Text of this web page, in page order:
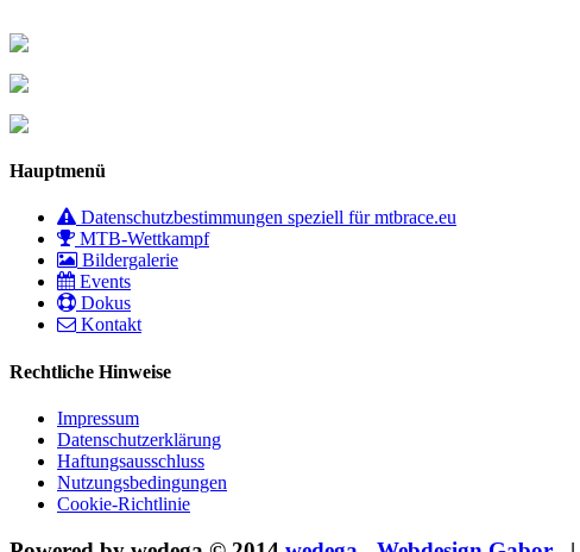
Hauptmenü
Datenschutzbestimmungen speziell für mtbrace.eu
MTB-Wettkampf
Bildergalerie
Events
Dokus
Kontakt
Rechtliche Hinweise
Impressum
Datenschutzerklärung
Haftungsausschluss
Nutzungsbedingungen
Cookie-Richtlinie